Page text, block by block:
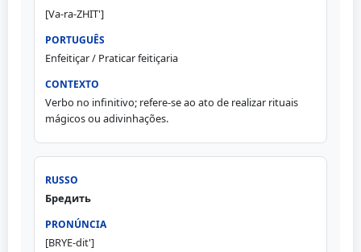
[Va-ra-ZHIT']
Enfeitiçar / Praticar feitiçaria
Verbo no infinitivo; refere-se ao ato de realizar rituais
mágicos ou adivinhações.
Бредить
[BRYE-dit']